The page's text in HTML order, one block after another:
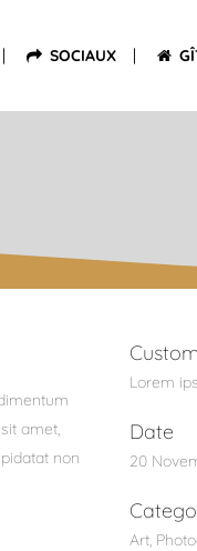
SOCIAUX
amet,
non
Lorem
Date
20
Art,